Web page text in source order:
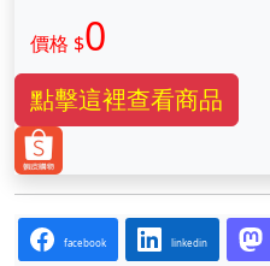
價格 $0
點擊這裡查看商品
facebook linkedin